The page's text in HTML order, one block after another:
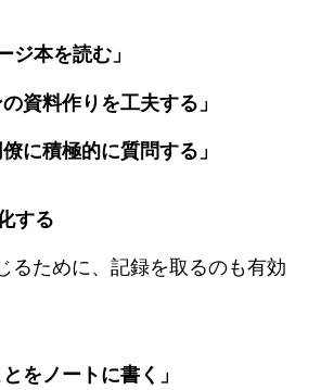
ジ本を読む」
の資料作りを工夫する」
僚に積極的に質問する」
する
るために、記録を取るのも有効
とをノートに書く」